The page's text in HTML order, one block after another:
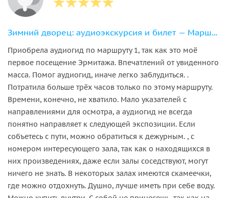
Зимний дворец: аудиоэкскурсия и билет — Маршрут 1
Приобрела аудиогид по маршруту 1, так как это моё
первое посещение Эрмитажа. Впечатлений от увиденного
масса. Помог аудиогид, иначе легко заблудиться. .
Потратила больше трёх часов только по этому маршруту.
Времени, конечно, не хватило. Мало указателей с
направлениями для осмотра, а аудиогид не всегда
понятно направляет к следующей экспозиции. Если
собъетесь с пути, можно обратиться к дежурным. , с
номером интересующего зала, так как о находящихся в
них произведениях, даже если залы соседствуют, могут
ничего не знать. В некоторых залах имеются скамеечки,
где можно отдохнуть. Душно, лучше иметь при себе воду.